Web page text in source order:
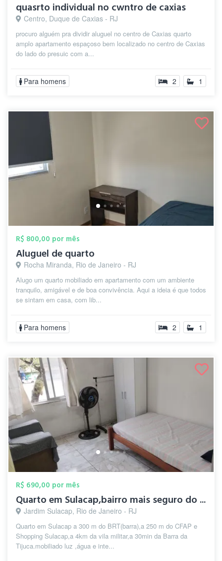
quasrto individual no cwntro de caxias
Centro, Duque de Caxias - RJ
procuro alguém pra dividir aluguel no centro de Caxias quarto
amplo apartamento espaçoso bem localizado no centro de Caxias
do lado do presuic com a...
Para homens 2 1
R$ 800,00 por mês
Aluguel de quarto
Rocha Miranda, Rio de Janeiro - RJ
Alugo um quarto mobiliado em apartamento com um ambiente
tranquilo, amigável e de boa convivência. Aqui a ideia é que todos
se sintam em casa, com lib...
Para homens 2 1
R$ 690,00 por mês
Quarto em Sulacap,bairro mais seguro do ...
Jardim Sulacap, Rio de Janeiro - RJ
Quarto em Sulacap a 300 m do BRT(barra),a 250 m do CFAP e
Shopping Sulacap,a 4km da vila militar,a 30min da Barra da
Tijuca.mobiliado luz ,água e inte...